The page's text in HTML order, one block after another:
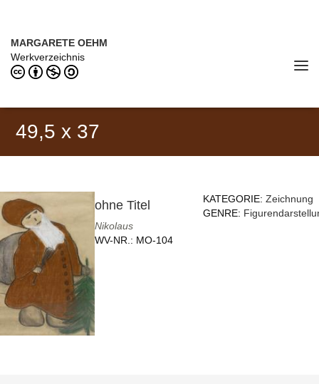
MARGARETE OEHM
Werkverzeichnis
49,5 x 37
ohne Titel
Nikolaus
WV-NR.: MO-104
KATEGORIE:Zeichnung
GENRE: